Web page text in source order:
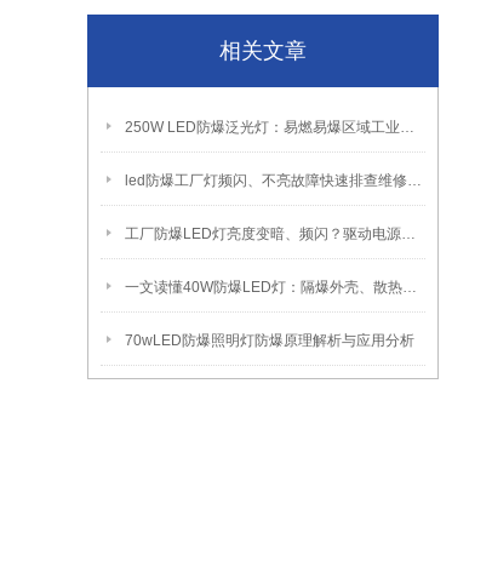
相关文章
250W LED防爆泛光灯：易燃易爆区域工业固定照明装置
led防爆工厂灯频闪、不亮故障快速排查维修方法
工厂防爆LED灯亮度变暗、频闪？驱动电源故障检修方法
一文读懂40W防爆LED灯：隔爆外壳、散热、防爆认证原理
70wLED防爆照明灯防爆原理解析与应用分析